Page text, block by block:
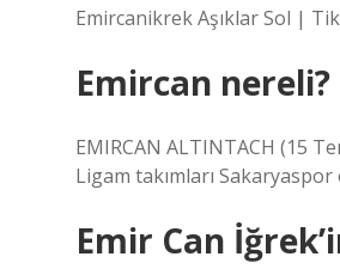
Emircanikrek Aşıklar Sol |
Emircan nereli?
EMIRCAN ALTINTACH (15
Ligam takımları Sakaryaspor
Emir Can